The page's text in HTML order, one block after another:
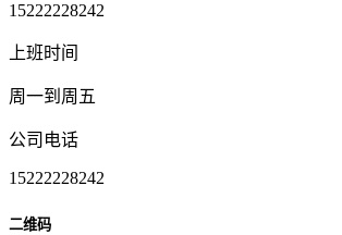
15222228242
上班时间
周一到周五
公司电话
15222228242
二维码